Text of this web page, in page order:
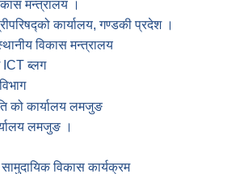
मन्त्रालय ।
कार्यालय, गण्डकी प्रदेश ।
विकास मन्त्रालय
ICT ब्लग
को कार्यालय लमजुङ
लमजुङ ।
विकास कार्यक्रम